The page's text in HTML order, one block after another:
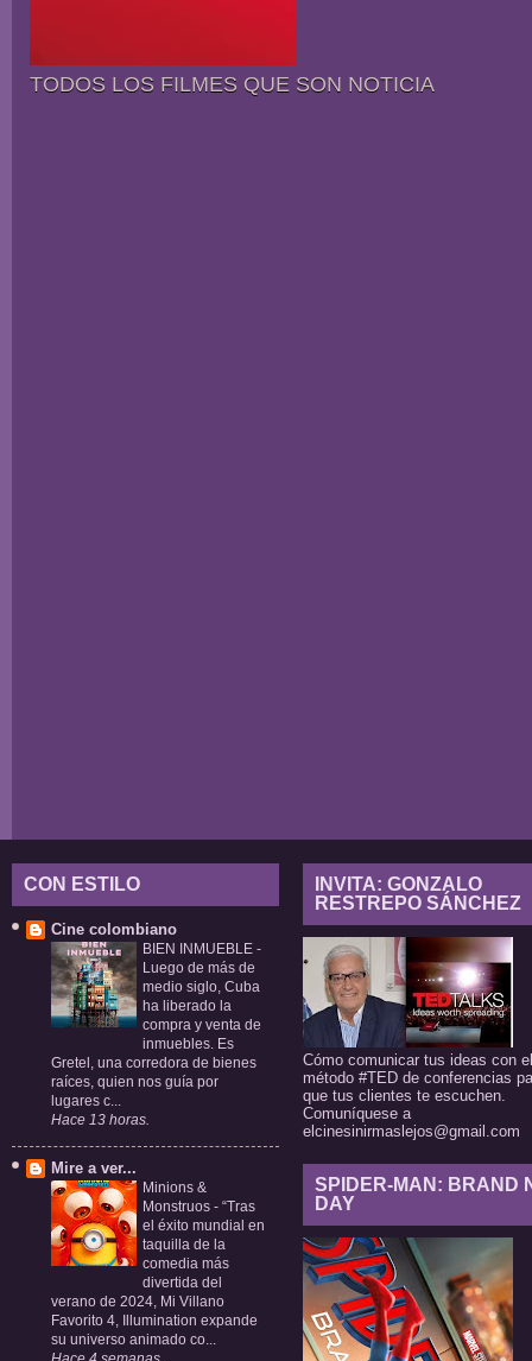
TODOS LOS FILMES QUE SON NOTICIA
CON ESTILO
Cine colombiano
BIEN INMUEBLE -
Luego de más de
medio siglo, Cuba
ha liberado la
compra y venta de
inmuebles. Es
Gretel, una corredora de bienes
raíces, quien nos guía por
lugares c...
Hace 13 horas.
Mire a ver...
Minions &
Monstruos - “Tras
el éxito mundial en
taquilla de la
comedia más
divertida del
verano de 2024, Mi Villano
Favorito 4, Illumination expande
su universo animado co...
INVITA: GONZALO
RESTREPO SÁNCHEZ
Cómo comunicar tus ideas con el
método #TED de conferencias
que tus clientes te escuchen.
Comuníquese a
elcinesinirmaslejos@gmail.com
SPIDER-MAN: BRAND
DAY